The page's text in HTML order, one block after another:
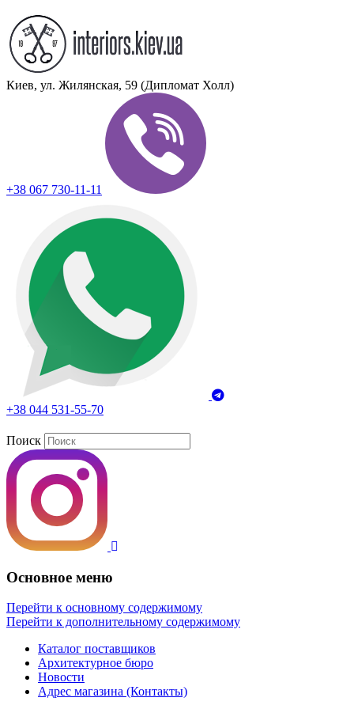
Киев, ул. Жилянская, 59 (Дипломат Холл)
+38 067 730-11-11
+38 044 531-55-70
Поиск
Основное меню
Перейти к основному содержимому
Перейти к дополнительному содержимому
Каталог поставщиков
Архитектурное бюро
Новости
Адрес магазина (Контакты)